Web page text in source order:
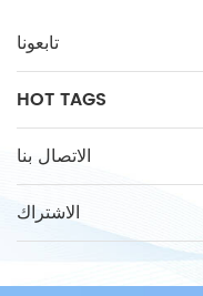
تابعونا
HOT TAGS
الاتصال بنا
الاشتراك